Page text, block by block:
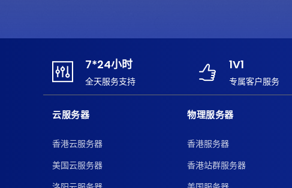
7*24小时
全天服务支持
1V1
专属客户服务
云服务器
香港云服务器
美国云服务器
物理服务器
香港服务器
香港站群服务器